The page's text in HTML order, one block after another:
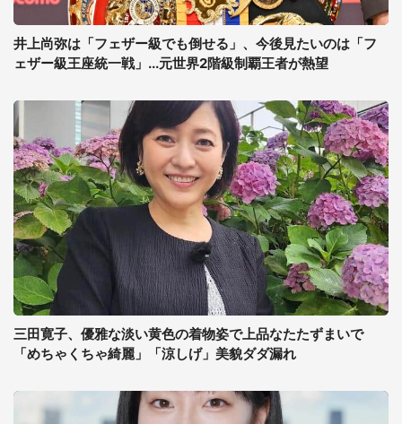
井上尚弥は「フェザー級でも倒せる」、今後見たいのは「フ
ェザー級王座統一戦」...元世界2階級制覇王者が熱望
三田寛子、優雅な淡い黄色の着物姿で上品なたたずまいで
「めちゃくちゃ綺麗」「涼しげ」美貌ダダ漏れ